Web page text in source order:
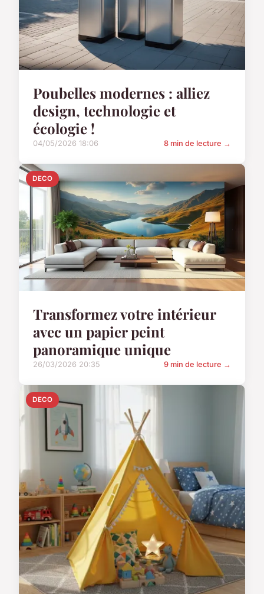
Poubelles modernes : alliez
design, technologie et
écologie !
04/05/2026 18:06 8 min de lecture →
DECO
Transformez votre intérieur
avec un papier peint
panoramique unique
26/03/2026 20:35 9 min de lecture →
DECO